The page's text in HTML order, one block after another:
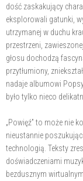
dość zaskakujący
eksplorowali gatunki,
utrzymanej w duchu
przestrzeni,
głosu dochodzą
przytłumiony,
nadaje albumowi
było tylko nieco
„Powięź” to może nie
nieustannie
technologią. Teksty
doświadczeniami
bezdusznym